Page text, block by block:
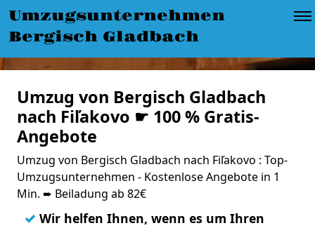
Umzugsunternehmen
Bergisch Gladbach
Umzug von Bergisch Gladbach
nach Fiľakovo ☛ 100 % Gratis-
Angebote
Umzug von Bergisch Gladbach nach Fiľakovo : Top-
Umzugsunternehmen - Kostenlose Angebote in 1
Min. ➨ Beiladung ab 82€
✓ Wir helfen Ihnen, wenn es um Ihren